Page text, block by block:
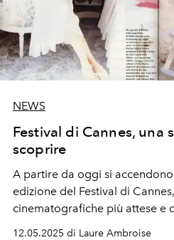
NEWS
Festival di Cannes, una
scoprire
A partire da oggi si
edizione del Festival di Cannes
cinematografiche più attese e
12.05.2025 di Laure Ambroise